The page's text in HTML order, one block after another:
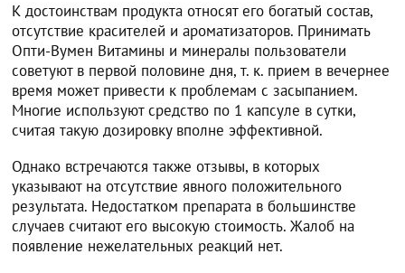
К достоинствам продукта относят его богатый состав,
отсутствие красителей и ароматизаторов. Принимать
Опти-Вумен Витамины и минералы пользователи
советуют в первой половине дня, т. к. прием в вечернее
время может привести к проблемам с засыпанием.
Многие используют средство по 1 капсуле в сутки,
считая такую дозировку вполне эффективной.
Однако встречаются также отзывы, в которых
указывают на отсутствие явного положительного
результата. Недостатком препарата в большинстве
случаев считают его высокую стоимость. Жалоб на
появление нежелательных реакций нет.